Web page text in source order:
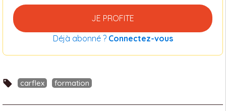
JE PROFITE
Déjà abonné ? Connectez-vous
carflex formation